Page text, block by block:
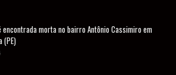
encontrada morta no bairro Antônio Cassimiro em
(PE)